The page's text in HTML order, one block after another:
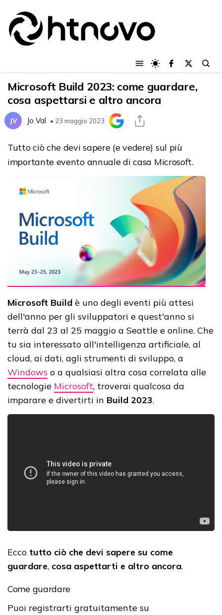
Microsoft Build 2023: come guardare,
cosa aspettarsi e altro ancora
JV Jo Val • 23 maggio 2023
Tutto ciò che devi sapere (e vedere) sul più
importante evento annuale di casa Microsoft.
Microsoft Build è uno degli eventi più attesi
dell'anno per gli sviluppatori e quest'anno si
terrà dal 23 al 25 maggio a Seattle e online. Che
tu sia interessato all'intelligenza artificiale, al
cloud, ai dati, agli strumenti di sviluppo, a
Windows o a qualsiasi altra cosa correlata alle
tecnologie Microsoft, troverai qualcosa da
imparare e divertirti in Build 2023.
Ecco tutto ciò che devi sapere su come
guardare, cosa aspettarti e altro ancora.
Come guardare
Puoi registrarti gratuitamente su